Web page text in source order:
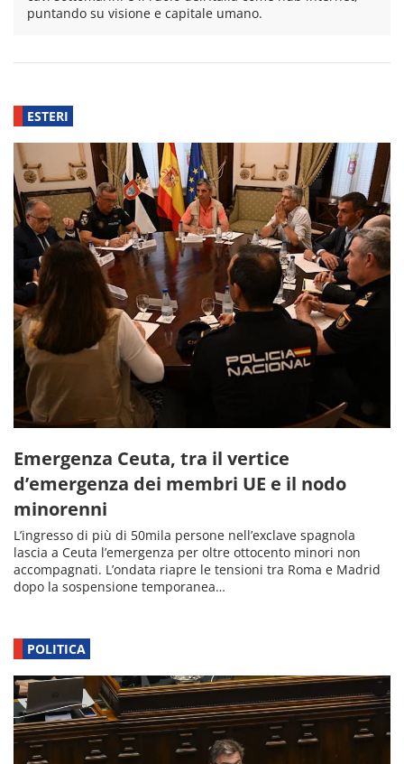
puntando su visione e capitale umano.
ESTERI
Emergenza Ceuta, tra il vertice
d’emergenza dei membri UE e il nodo
minorenni
L’ingresso di più di 50mila persone nell’exclave spagnola
lascia a Ceuta l’emergenza per oltre ottocento minori non
accompagnati. L’ondata riapre le tensioni tra Roma e Madrid
dopo la sospensione temporanea…
POLITICA